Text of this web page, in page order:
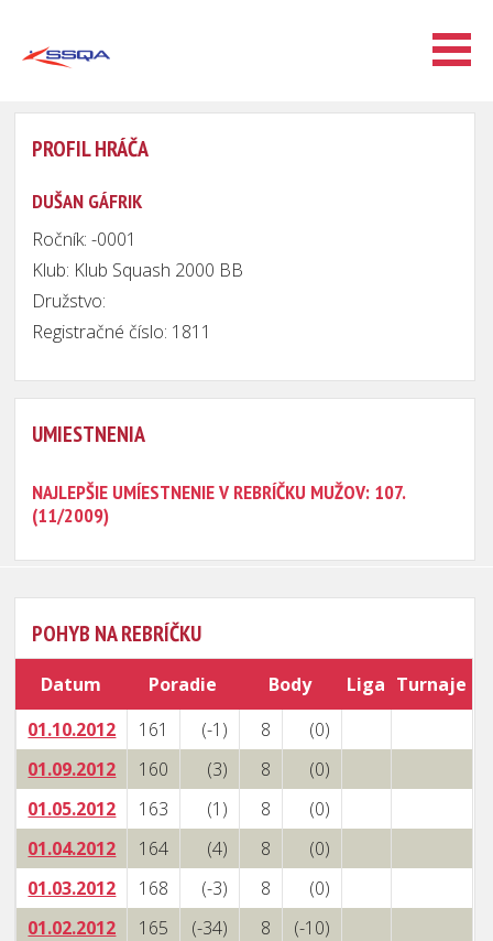
PROFIL HRÁČA
DUŠAN GÁFRIK
Ročník: -0001
Klub: Klub Squash 2000 BB
Družstvo:
Registračné číslo: 1811
UMIESTNENIA
NAJLEPŠIE UMÍESTNENIE V REBRÍČKU MUŽOV: 107.
(11/2009)
POHYB NA REBRÍČKU
Datum Poradie Body Liga Turnaje
01.10.2012
161 (-1) 8
(0)
01.09.2012
160 (3) 8
(0)
01.05.2012
163 (1) 8
(0)
01.04.2012
164 (4) 8
(0)
01.03.2012
168 (-3) 8
(0)
01.02.2012
165 (-34) 8
(-10)